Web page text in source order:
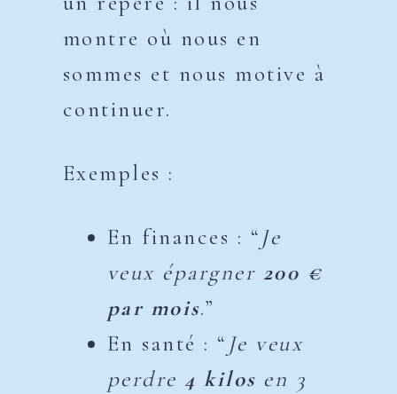
montre où nous en
sommes et nous motive à
continuer.
Exemples :
En finances : “ Je
veux épargner 200 €
par mois.”
En santé : “ Je veux
perdre 4 kilos en 3